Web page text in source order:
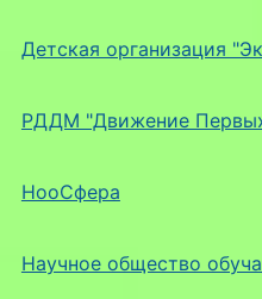
Детская организация
РДДМ "Движение
НооСфера
Научное общество